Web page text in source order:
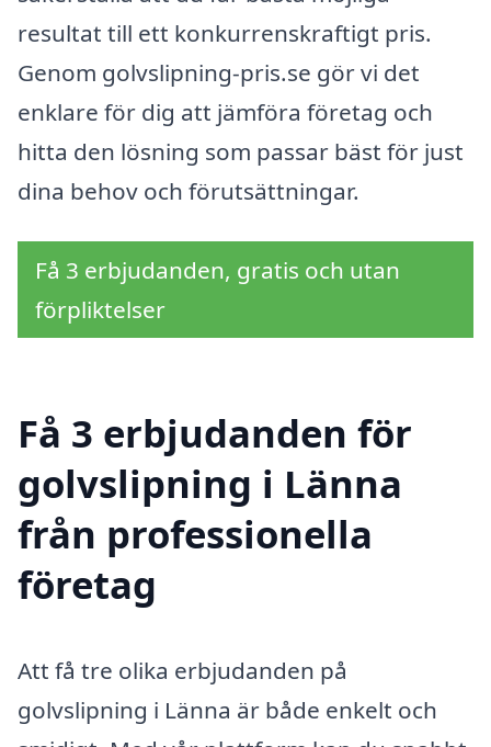
resultat till ett konkurrenskraftigt pris.
Genom golvslipning-pris.se gör vi det
enklare för dig att jämföra företag och
hitta den lösning som passar bäst för just
dina behov och förutsättningar.
Få 3 erbjudanden, gratis och utan
förpliktelser
Få 3 erbjudanden för
golvslipning i Länna
från professionella
företag
Att få tre olika erbjudanden på
golvslipning i Länna är både enkelt och